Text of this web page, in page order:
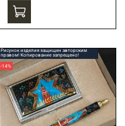
Рисунок изделия защищен авторским
правом! Копирование запрещено!
-14%